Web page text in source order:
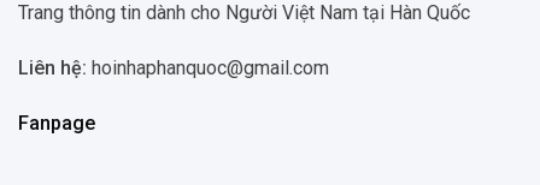
Trang thông tin dành cho Người Việt Nam tại Hàn Quốc
Liên hệ: hoinhaphanquoc@gmail.com
Fanpage